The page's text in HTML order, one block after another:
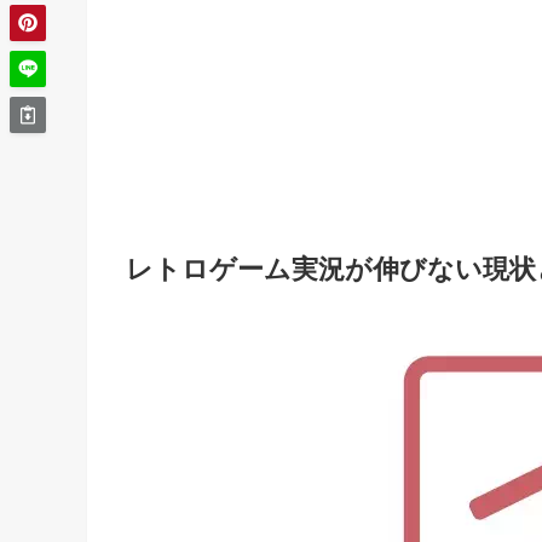
レトロゲーム実況が伸びない現